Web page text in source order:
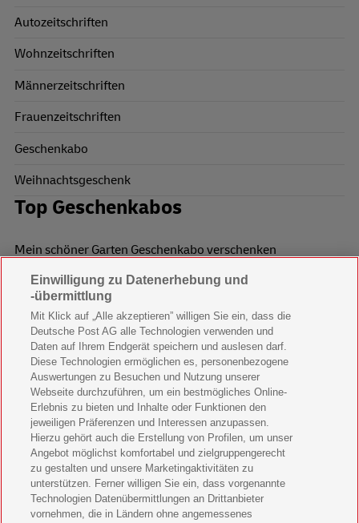
Autozeitschriften
Wohnzeitschriften
Männerzeitschriften
Frauenzeitschriften
Geschenkabo
Weihnachtsgeschenk
Top Geschenkabos
Mein schöner Garten Geschenkabo verschenken
Wohnen & Garten Geschenkabo verschenken
Mein schönes Land Geschenkabo verschenken
Bild der Frau Geschenkabo verschenken
11 Freunde Geschenkabo verschenken
LEGO Ninjago Magazin Geschenkabo verschenken
Brigitte Geschenkabo verschenken
GEOlino Geschenkabo verschenken
Stern Crime Geschenkabo verschenken
Einwilligung zu Datenerhebung und
-übermittlung
Mit Klick auf „Alle akzeptieren” willigen Sie ein, dass die
Deutsche Post AG alle Technologien verwenden und
Daten auf Ihrem Endgerät speichern und auslesen darf.
Diese Technologien ermöglichen es, personenbezogene
Auswertungen zu Besuchen und Nutzung unserer
Webseite durchzuführen, um ein bestmögliches Online-
Erlebnis zu bieten und Inhalte oder Funktionen den
jeweiligen Präferenzen und Interessen anzupassen.
Hierzu gehört auch die Erstellung von Profilen, um unser
Angebot möglichst komfortabel und zielgruppengerecht
zu gestalten und unsere Marketingaktivitäten zu
unterstützen. Ferner willigen Sie ein, dass vorgenannte
Technologien Datenübermittlungen an Drittanbieter
vornehmen, die in Ländern ohne angemessenes